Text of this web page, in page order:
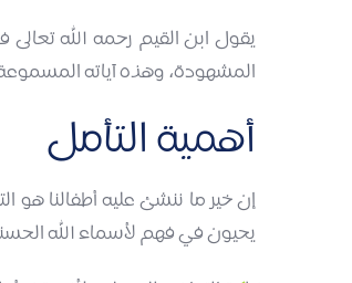
يقول ابن القيم رحمه الله تعالى
المشهودة، وهذه آياته
أهمية التأمل
إن خير ما ننشئ عليه أطفالنا هو
يحيون في فهم لأسماء الله